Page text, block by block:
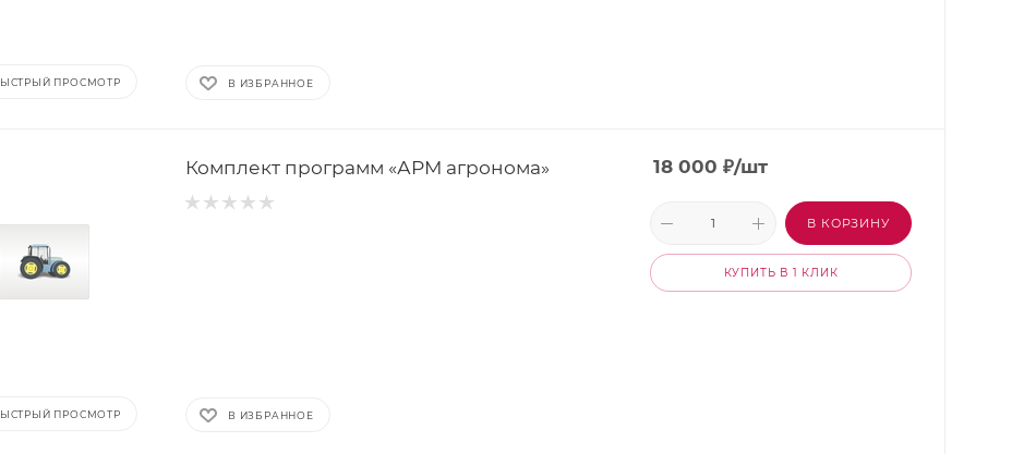
ПРОСМОТР В ИЗБРАННОЕ
ПРОСМОТР
Комплект программ «АРМ агронома»
В ИЗБРАННОЕ
18 000 ₽/шт
В КОРЗИНУ
КУПИТЬ В 1 КЛИК